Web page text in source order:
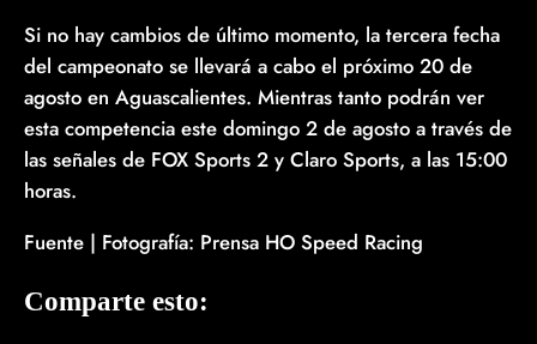
Si no hay cambios de último momento, la tercera fecha
del campeonato se llevará a cabo el próximo 20 de
agosto en Aguascalientes. Mientras tanto podrán ver
esta competencia este domingo 2 de agosto a través de
las señales de FOX Sports 2 y Claro Sports, a las 15:00
horas.
Fuente | Fotografía: Prensa HO Speed Racing
Comparte esto: